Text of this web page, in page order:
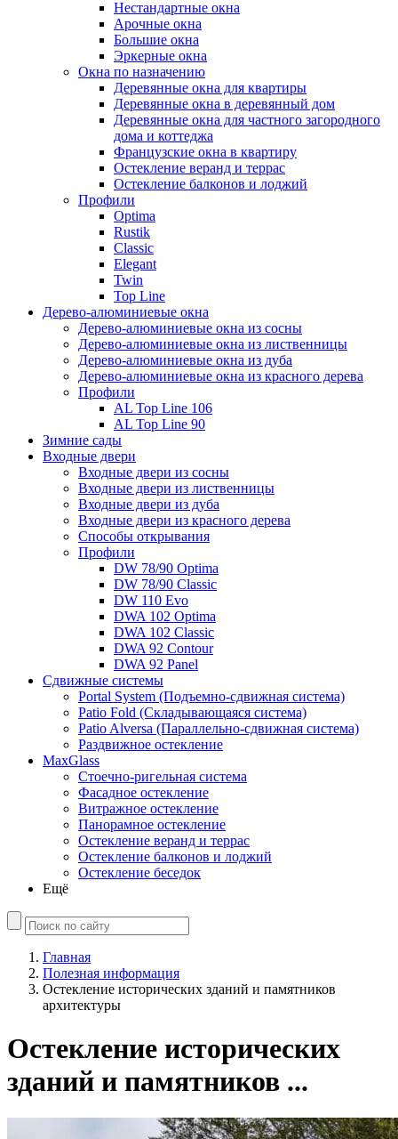
Нестандартные окна
Арочные окна
Большие окна
Эркерные окна
Окна по назначению
Деревянные окна для квартиры
Деревянные окна в деревянный дом
Деревянные окна для частного загородного
дома и коттеджа
Французские окна в квартиру
Остекление веранд и террас
Остекление балконов и лоджий
Профили
Optima
Rustik
Classic
Elegant
Twin
Top Line
Дерево-алюминиевые окна
Дерево-алюминиевые окна из сосны
Дерево-алюминиевые окна из лиственницы
Дерево-алюминиевые окна из дуба
Дерево-алюминиевые окна из красного дерева
Профили
AL Top Line 106
AL Top Line 90
Зимние сады
Входные двери
Входные двери из сосны
Входные двери из лиственницы
Входные двери из дуба
Входные двери из красного дерева
Способы открывания
Профили
DW 78/90 Optima
DW 78/90 Classic
DW 110 Evo
DWA 102 Optima
DWA 102 Classic
DWA 92 Contour
DWA 92 Panel
Сдвижные системы
Portal System (Подъемно-сдвижная система)
Patio Fold (Складывающаяся система)
Patio Alversa (Параллельно-сдвижная система)
Раздвижное остекление
MaxGlass
Стоечно-ригельная система
Фасадное остекление
Витражное остекление
Панорамное остекление
Остекление веранд и террас
Остекление балконов и лоджий
Остекление беседок
Ещё
Главная
Полезная информация
Остекление исторических зданий и памятников
архитектуры
Остекление исторических
зданий и памятников ...